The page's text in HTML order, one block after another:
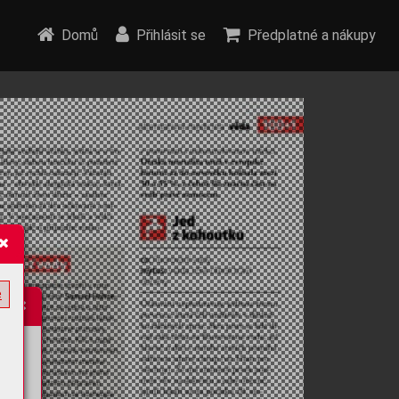
Domů Přihlásit se Předplatné a nákupy